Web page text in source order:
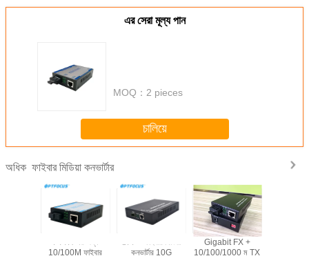
এর সেরা মূল্য পান
MOQ： 2 pieces
চালিয়ে
অধিক ফাইবার মিডিয়া কনভার্টার
FTTH এর জন্য
10/100M ফাইবার
SFP+ ফাইবার মিডিয়া
কনভার্টার 10G
Gigabit FX +
10/100/1000 ম TX